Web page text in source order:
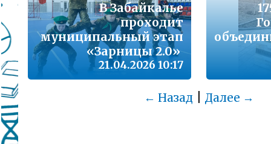
В Забайкалье
проходит
муниципальный этап
«Зарницы 2.0»
21.04.2026 10:17
← Назад| Далее →